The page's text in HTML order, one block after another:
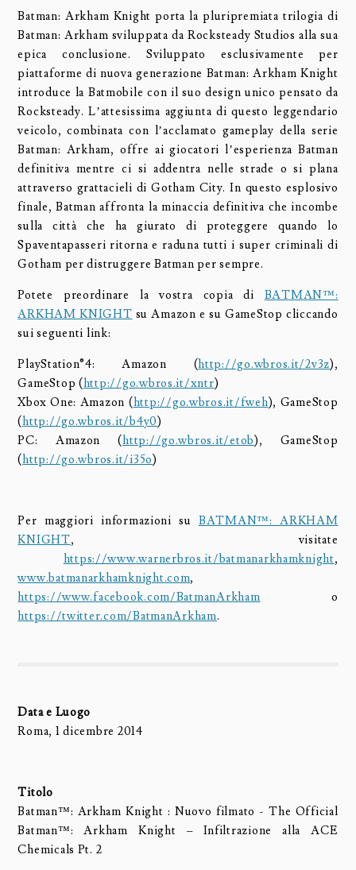
Batman: Arkham Knight porta la pluripremiata trilogia di
Batman: Arkham sviluppata da Rocksteady Studios alla sua
epica conclusione. Sviluppato esclusivamente per
piattaforme di nuova generazione Batman: Arkham Knight
introduce la Batmobile con il suo design unico pensato da
Rocksteady. L’attesissima aggiunta di questo leggendario
veicolo, combinata con l’acclamato gameplay della serie
Batman: Arkham, offre ai giocatori l’esperienza Batman
definitiva mentre ci si addentra nelle strade o si plana
attraverso grattacieli di Gotham City. In questo esplosivo
finale, Batman affronta la minaccia definitiva che incombe
sulla città che ha giurato di proteggere quando lo
Spaventapasseri ritorna e raduna tutti i super criminali di
Gotham per distruggere Batman per sempre.
Potete preordinare la vostra copia di BATMAN™:
ARKHAM KNIGHT su Amazon e su GameStop cliccando
sui seguenti link:
PlayStation®4: Amazon (http://go.wbros.it/2v3z),
GameStop (http://go.wbros.it/xntr)
Xbox One: Amazon (http://go.wbros.it/fweh), GameStop
(http://go.wbros.it/b4y0)
PC: Amazon (http://go.wbros.it/etob), GameStop
(http://go.wbros.it/i35o)
Per maggiori informazioni su BATMAN™: ARKHAM
KNIGHT, visitate
https://www.warnerbros.it/batmanarkhamknight,
www.batmanarkhamknight.com,
https://www.facebook.com/BatmanArkham o
https://twitter.com/BatmanArkham.
Data e Luogo
Roma, 1 dicembre 2014
Titolo
Batman™: Arkham Knight : Nuovo filmato - The Official
Batman™: Arkham Knight – Infiltrazione alla ACE
Chemicals Pt. 2